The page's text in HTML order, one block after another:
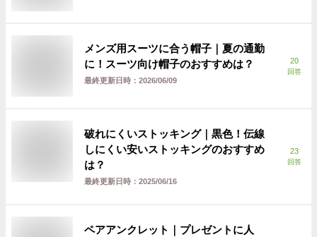
メンズ用スーツに合う帽子｜夏の通勤
に！スーツ向け帽子のおすすめは？
最終更新日時： 2026/06/09
20
回答
破れにくいストッキング｜黒色！伝線
しにくい安いストッキングのおすすめ
は？
最終更新日時： 2025/06/16
23
回答
ペアアンクレット｜プレゼントに人